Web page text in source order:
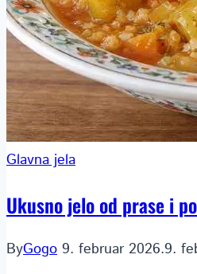
Glavna jela
Ukusno jelo od prase i
ByGogo 9. februar 2026.9.